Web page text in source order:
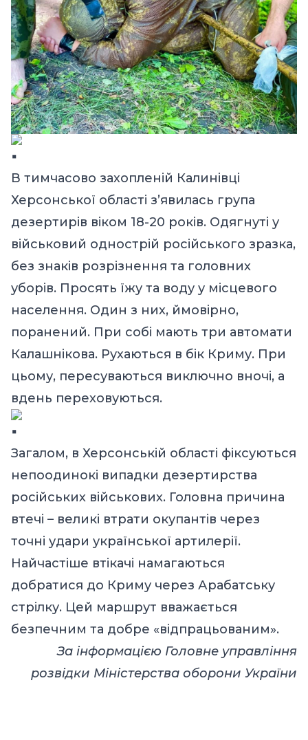
В тимчасово захопленій Калинівці
Херсонської області з’явилась група
дезертирів віком 18-20 років. Одягнуті у
військовий однострій російського зразка,
без знаків розрізнення та головних
уборів. Просять їжу та воду у місцевого
населення. Один з них, ймовірно,
поранений. При собі мають три автомати
Калашнікова. Рухаються в бік Криму. При
цьому, пересуваються виключно вночі, а
вдень переховуються.
Загалом, в Херсонській області фіксуються
непоодинокі випадки дезертирства
російських військових. Головна причина
втечі – великі втрати окупантів через
точні удари української артилерії.
Найчастіше втікачі намагаються
добратися до Криму через Арабатську
стрілку. Цей маршрут вважається
безпечним та добре «відпрацьованим».
За інформацією Головне управління
розвідки Міністерства оборони України